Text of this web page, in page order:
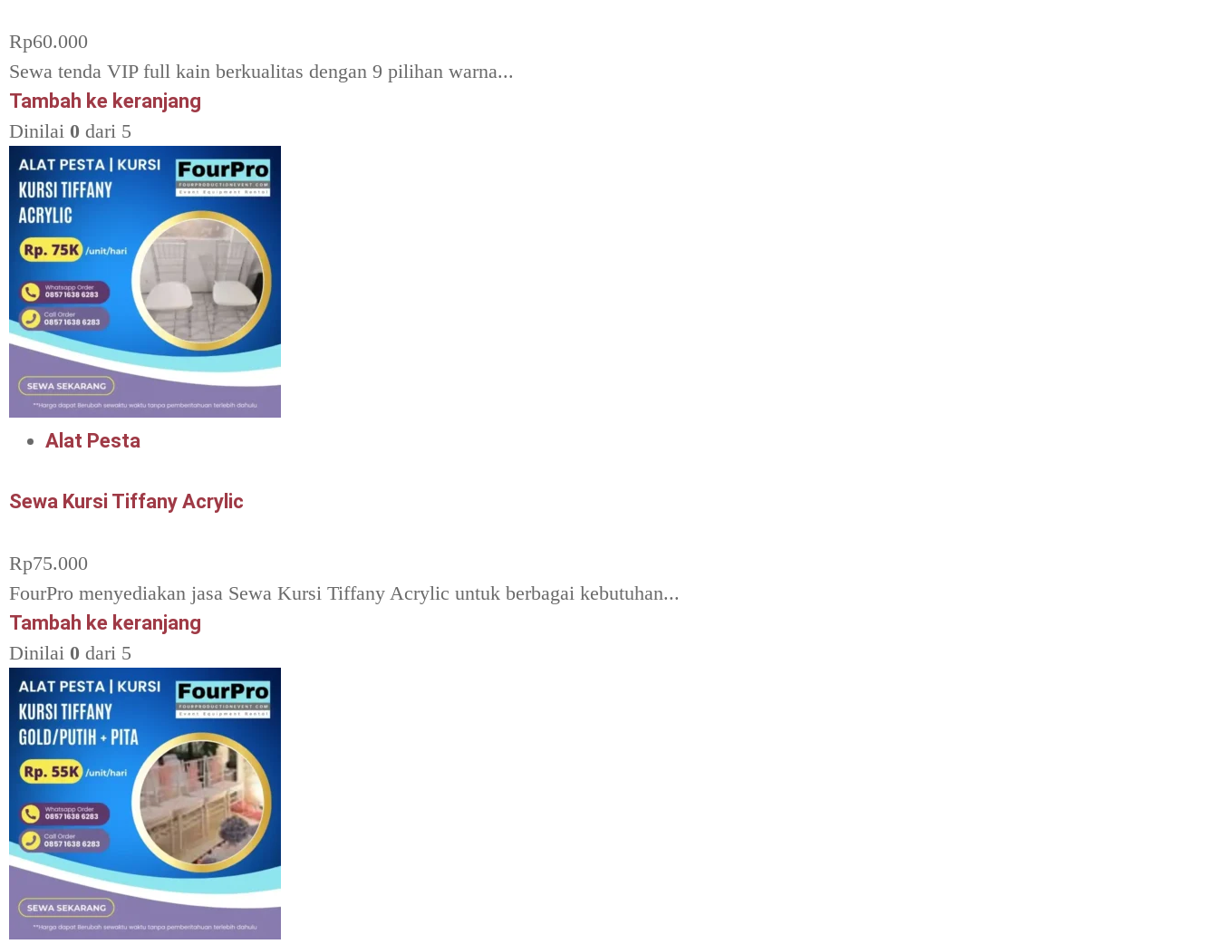
Rp60.000
Sewa tenda VIP full kain berkualitas dengan 9 pilihan warna...
Tambah ke keranjang
Dinilai 0 dari 5
Alat Pesta
Sewa Kursi Tiffany Acrylic
Rp75.000
FourPro menyediakan jasa Sewa Kursi Tiffany Acrylic untuk berbagai kebutuhan...
Tambah ke keranjang
Dinilai 0 dari 5